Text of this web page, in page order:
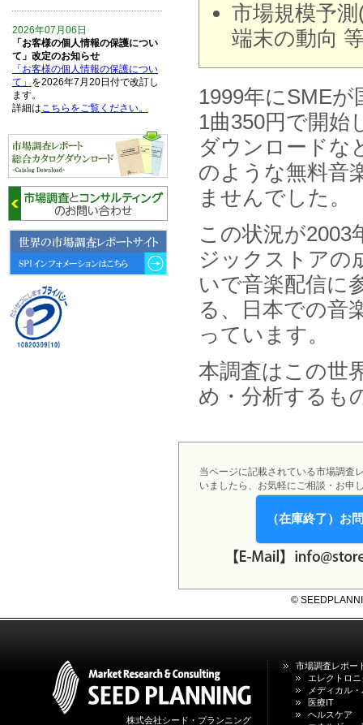
市場規模予
端末の動向
1999年にSME
1曲350円で開始
ダウンロードな
のような無料音
ませんでした。
この状況が
ジックストアの
いで音楽配信に
る、日本での音
っています。
本調査はこの世
め・分析するも
当ページに記載されている市場調査
いましたら、お気軽にご相談・お申
（在庫終了）お
2026年07月06日
「お客様の個人情報の保護につい
て」改定のお知らせ
「お客様の個人情報の保護につい
て」 を2026年7月20日付で改訂し
ます。
詳細はこちらをご覧ください。
2026年06月15日
6月15日、「中国の医療保険医薬
品リスト 」を発刊しました。
2026年06月01日
6月1日、「2026-27年版 5G SA、
6GにおけるIoT／サービス市場の
動向 」を発刊しました。
2026年04月30日
4月30日、「2026年版 オンライン
診療サービスの現状と将来展望 」
を発刊しました。
システム・サービス市場の最新動
©
株式会社シード・プランニング
市場調査レポー
エレクトロ
メディカル
医療IT
ヘルスケア